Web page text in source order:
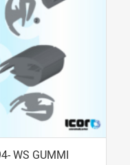
WS GUMMI